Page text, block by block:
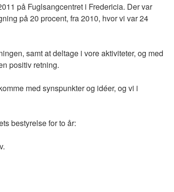
på Fuglsangcentret i Fredericia. Der var
på 20 procent, fra 2010, hvor vi var 24
samt at deltage i vore aktiviteter, og med
positiv retning.
med synspunkter og idéer, og vi i
bestyrelse for to år: